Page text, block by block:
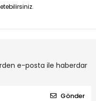
e-posta ile haberdar
Gönder